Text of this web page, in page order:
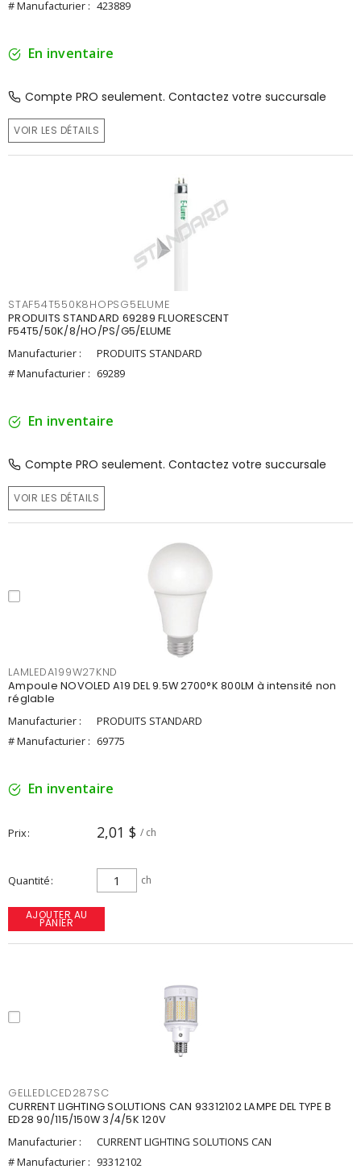
# Manufacturier : 423889
En inventaire
Compte PRO seulement. Contactez votre succursale
VOIR LES DÉTAILS
STAF54T550K8HOPSG5ELUME
PRODUITS STANDARD 69289 FLUORESCENT
F54T5/50K/8/HO/PS/G5/ELUME
Manufacturier :
PRODUITS STANDARD
# Manufacturier : 69289
En inventaire
Compte PRO seulement. Contactez votre succursale
VOIR LES DÉTAILS
LAMLEDA199W27KND
Ampoule NOVOLED A19 DEL 9.5W 2700°K 800LM à intensité non
réglable
Manufacturier :
PRODUITS STANDARD
# Manufacturier : 69775
En inventaire
Prix 2,01 $ / ch
Quantité ch
AJOUTER AU
PANIER
GELLEDLCED287SC
CURRENT LIGHTING SOLUTIONS CAN 93312102 LAMPE DEL TYPE B
ED28 90/115/150W 3/4/5K 120V
Manufacturier :
CURRENT LIGHTING SOLUTIONS CAN
# Manufacturier : 93312102